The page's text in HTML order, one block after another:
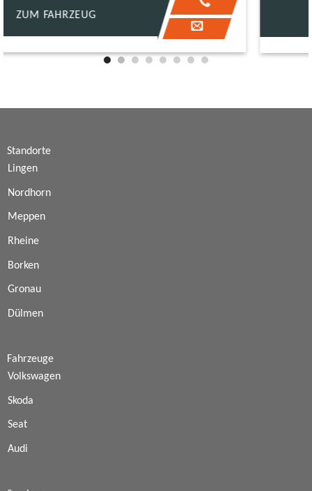
ZUM FAHRZEUG
Standorte
Lingen
Nordhorn
Meppen
Rheine
Borken
Gronau
Dülmen
Fahrzeuge
Volkswagen
Skoda
Seat
Audi